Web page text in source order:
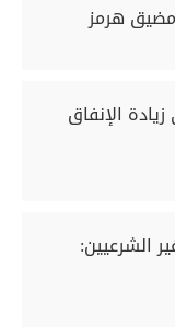
مضيق هرمز
الإنفاق
الشرعيين: